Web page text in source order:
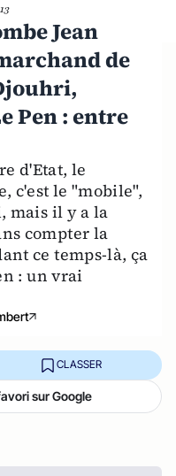
Jean
de
Pen : entre
d'Etat, le
c'est le "mobile",
mais il y a la
compter la
ce temps-là, ça
: un vrai
CLASSER
sur Google